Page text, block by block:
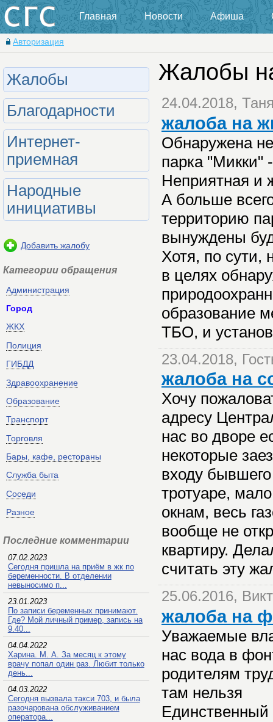
Главная Новости Афиша
Авторизация
Жалобы
Благодарности
Интернет-
приемная
Народные
инициативы
Добавить жалобу
Категории обращения
Администрация
Город
ЖКХ
Полиция
ГИБДД
Здравоохранение
Образование
Транспорт
Торговля
Бары, кафе, рестораны
Служба быта
Соседи
Разное
Последние комментарии
07.02.2023
Сегодня пришла на приём в жк по
беременности. В отделении
невыносимо п...
23.01.2023
По записи беременных принимают.
Где? Мой личный пример, запись на
9.40...
04.04.2022
Харина. М. А. За месяц к этому
врачу попал один раз. Любит только
день...
04.03.2022
Сегодня вызвала такси 703, и была
разочарована обслуживанием
оператора...
Жалобы
24.04.2018,
жалоба на
Обнаружена
парка "Микки"
Неприятная и
А больше
территорию
вынуждены
Хотя, по сути,
в целях
образование
ТБО, и
23.04.2018,
жалоба на
Хочу
адресу
нас во дворе
некоторые
входу
тротуаре,
окнам, весь
вообще не
квартиру.
считать эту
25.06.2016,
жалоба на
Уважаемые
нас вода в
родителям
там нельзя
Единственный